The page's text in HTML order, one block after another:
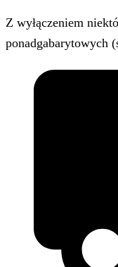
Z wyłączeniem
ponadgabarytowych